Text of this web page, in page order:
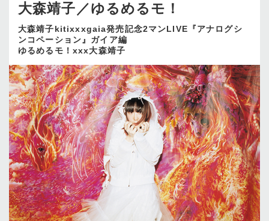
16
17 18 19 20
23
24 25 26 27 28
29
30
31
大森靖子／ゆるめるモ！
大森靖子kitixxxgaia発売記念2マンLIVE『アナログシ
ンコペーション』ガイア編
ゆるめるモ！xxx大森靖子